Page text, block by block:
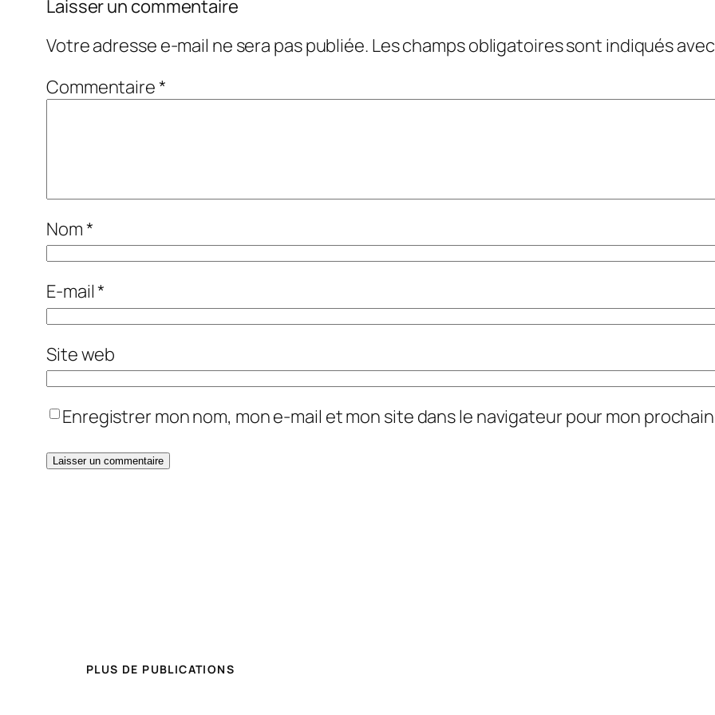
Laisser un commentaire
Votre adresse e-mail ne sera pas publiée. Les champs obligatoires sont indiqués
Commentaire*
Nom*
E-mail*
Site web
Enregistrer mon nom, mon e-mail et mon site dans le navigateur pour mon
PLUS DE PUBLICATIONS